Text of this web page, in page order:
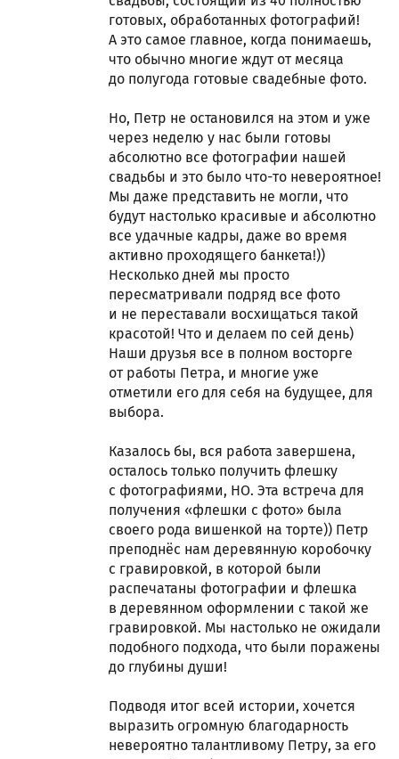
готовых, обработанных фотографий!
А это самое главное, когда понимаешь,
что обычно многие ждут от месяца
до полугода готовые свадебные фото.
Но, Петр не остановился на этом и уже
через неделю у нас были готовы
абсолютно все фотографии нашей
свадьбы и это было что-то невероятное!
Мы даже представить не могли, что
будут настолько красивые и абсолютно
все удачные кадры, даже во время
активно проходящего банкета!))
Несколько дней мы просто
пересматривали подряд все фото
и не переставали восхищаться такой
красотой! Что и делаем по сей день)
Наши друзья все в полном восторге
от работы Петра, и многие уже
отметили его для себя на будущее, для
выбора.
Казалось бы, вся работа завершена,
осталось только получить флешку
с фотографиями, НО. Эта встреча для
получения «флешки с фото» была
своего рода вишенкой на торте)) Петр
преподнёс нам деревянную коробочку
с гравировкой, в которой были
распечатаны фотографии и флешка
в деревянном оформлении с такой же
гравировкой. Мы настолько не ожидали
подобного подхода, что были поражены
до глубины души!
Подводя итог всей истории, хочется
выразить огромную благодарность
невероятно талантливому Петру, за его